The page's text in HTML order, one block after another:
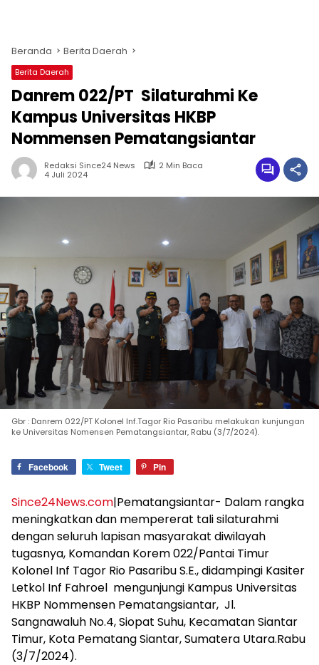
Beranda Berita Daerah
Berita Daerah
Danrem 022/PT Silaturahmi Ke
Kampus Universitas HKBP
Nommensen Pematangsiantar
Redaksi Since24 News
2 Min Baca
4 Juli 2024
Gbr : Danrem 022/PT Kolonel Inf.Tagor Rio Pasaribu melakukan kunjungan
ke Universitas Nomensen Pematangsiantar, Rabu (3/7/2024).
Facebook Tweet Pin
Since24News.com|Pematangsiantar- Dalam rangka
meningkatkan dan mempererat tali silaturahmi
dengan seluruh lapisan masyarakat diwilayah
tugasnya, Komandan Korem 022/Pantai Timur
Kolonel Inf Tagor Rio Pasaribu S.E., didampingi Kasiter
Letkol Inf Fahroel mengunjungi Kampus Universitas
HKBP Nommensen Pematangsiantar, Jl.
Sangnawaluh No.4, Siopat Suhu, Kecamatan Siantar
Timur, Kota Pematang Siantar, Sumatera Utara.Rabu
(3/7/2024).